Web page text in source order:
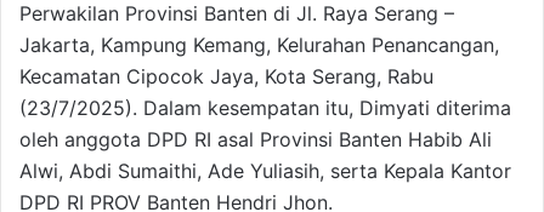
Perwakilan Provinsi Banten di Jl. Raya Serang –
Jakarta, Kampung Kemang, Kelurahan Penancangan,
Kecamatan Cipocok Jaya, Kota Serang, Rabu
(23/7/2025). Dalam kesempatan itu, Dimyati diterima
oleh anggota DPD RI asal Provinsi Banten Habib Ali
Alwi, Abdi Sumaithi, Ade Yuliasih, serta Kepala Kantor
DPD RI PROV Banten Hendri Jhon.